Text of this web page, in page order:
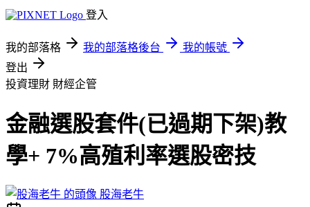
登入
我的部落格 我的部落格後台
我的帳號
登出
投資理財 財經企管
金融選股套件(已過期下架)教
學+ 7%高殖利率選股密技
股海老牛